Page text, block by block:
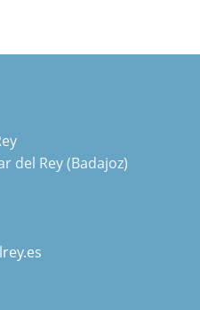
del Rey (Badajoz)